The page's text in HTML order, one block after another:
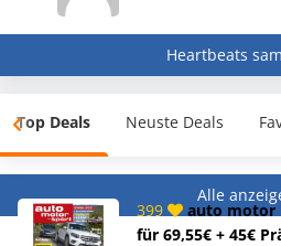
Heartbeats
Top Deals Neuste Deals
Alle
399
auto motor
für 69,55€ + 45€